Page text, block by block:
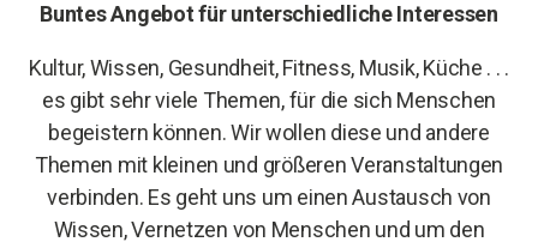
Buntes Angebot für unterschiedliche Interessen
Kultur, Wissen, Gesundheit, Fitness, Musik, Küche . . .
es gibt sehr viele Themen, für die sich Menschen
begeistern können. Wir wollen diese und andere
Themen mit kleinen und größeren Veranstaltungen
verbinden. Es geht uns um einen Austausch von
Wissen, Vernetzen von Menschen und um den